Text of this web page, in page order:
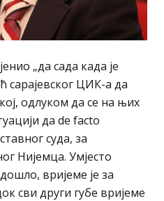
„да сада када је
сарајевског ЦИК-а да
одлуком да се на њих
да de facto
суда, за
Нијемца. Умјесто
вријеме је за
сви други губе вријеме